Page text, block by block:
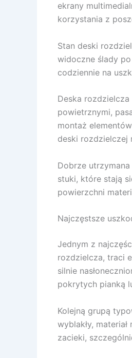
ekrany
korzystania z
Stan deski
widoczne ślady
codziennie na
Deska
powietrznymi,
montaż
deski rozdzielczej
Dobrze
stuki, które stają
powierzchni
Najczęstsze
Jednym z
rozdzielcza, traci
silnie
pokrytych pianką
Kolejną grupą
wyblakły,
zacieki,